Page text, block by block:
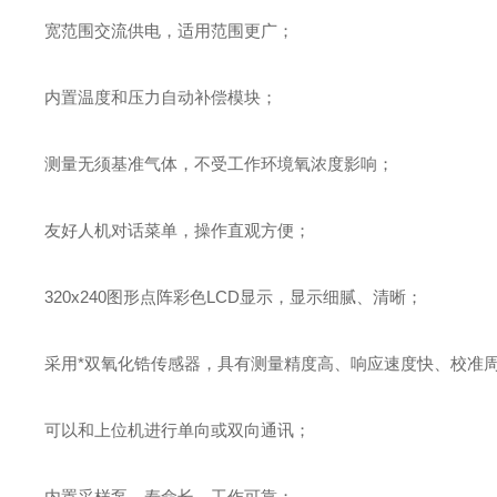
宽范围交流供电，适用范围更广；
内置温度和压力自动补偿模块；
测量无须基准气体，不受工作环境氧浓度影响；
友好人机对话菜单，操作直观方便；
320x240图形点阵彩色LCD显示，显示细腻、清晰；
采用*双氧化锆传感器，具有测量精度高、响应速度快、校准
可以和上位机进行单向或双向通讯；